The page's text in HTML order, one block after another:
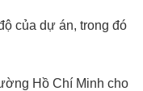
của dự án, trong đó
Hồ Chí Minh cho